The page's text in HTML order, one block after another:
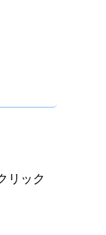
リック